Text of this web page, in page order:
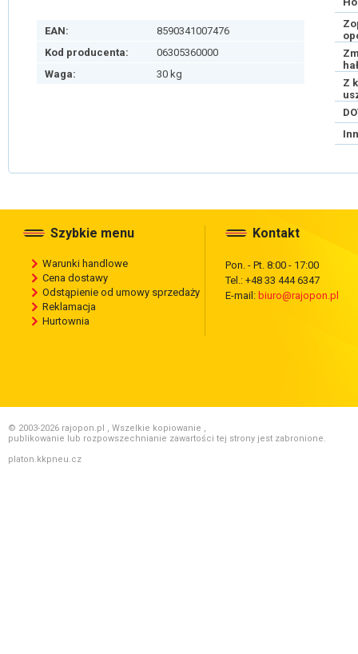
EAN:
8590341007476
Kod producenta:
06305360000
Waga:
30 kg
Z
Szybkie menu
Warunki handlowe
Cena dostawy
Odstąpienie od umowy sprzedaży
Reklamacja
Hurtownia
Kontakt
Pon. - Pt. 8:00 - 17:00
Tel.: +48 33 444 6347
E-mail: biuro@rajopon.pl
© 2003-2026 rajopon.pl , Wszelkie kopiowanie ,
publikowanie lub rozpowszechnianie zawartości tej strony jest zabronione.
platon.kkpneu.cz